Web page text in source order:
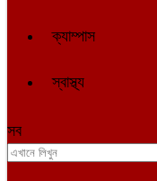
ক্যাম্পাস
স্বাস্থ্য
সব